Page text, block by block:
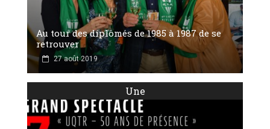
Au tour des diplômés de 1985 à 1987 de se
retrouver
27 août 2019
Une